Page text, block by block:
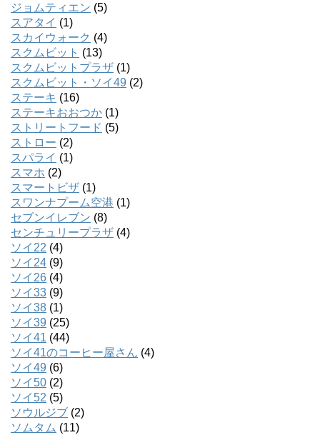
ジョムティエン (5)
スアタイ (1)
スカイウォーク (4)
スクムビット (13)
スクムビットプラザ (1)
スクムビット・ソイ49 (2)
ステーキ (16)
ステーキおおつか (1)
ストリートフード (5)
ストロー (2)
スパライ (1)
スマホ (2)
スマートビザ (1)
スワンナプーム空港 (1)
セブンイレブン (8)
センチュリープラザ (4)
ソイ22 (4)
ソイ24 (9)
ソイ26 (4)
ソイ33 (9)
ソイ38 (1)
ソイ39 (25)
ソイ41 (44)
ソイ41のコーヒー屋さん (4)
ソイ49 (6)
ソイ50 (2)
ソイ52 (5)
ソウルジブ (2)
ソムタム (11)